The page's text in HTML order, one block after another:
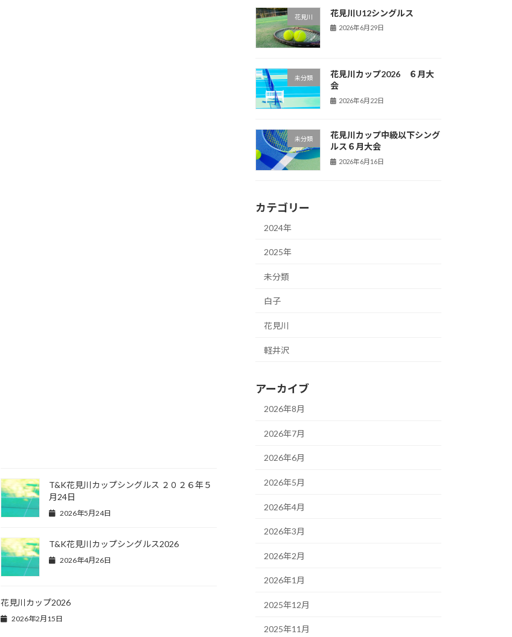
T&K花見川カップシングルス ２０２６年５
月24日
2026年5月24日
T&K花見川カップシングルス2026
2026年4月26日
花見川カップ2026
2026年2月15日
花見川 花見川U12シングルス
2026年6月29日
未分類
花見川カップ2026 ６月大
会
2026年6月22日
未分類
花見川カップ中級以下シング
ルス６月大会
2026年6月16日
カテゴリー
2024年
2025年
未分類
白子
花見川
軽井沢
アーカイブ
2026年8月
2026年7月
2026年6月
2026年5月
2026年4月
2026年3月
2026年2月
2026年1月
2025年12月
2025年11月